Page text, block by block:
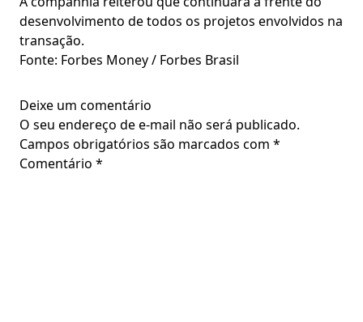
desenvolvimento de todos os projetos envolvidos na
transação.
Fonte: Forbes Money / Forbes Brasil
Deixe um comentário
O seu endereço de e-mail não será publicado.
Campos obrigatórios são marcados com *
Comentário *